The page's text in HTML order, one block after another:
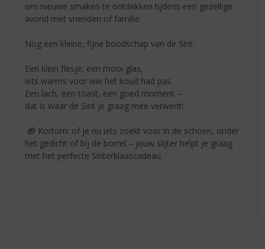
om nieuwe smaken te ontdekken tijdens een gezellige
avond met vrienden of familie.
Nog een kleine, fijne boodschap van de Sint:
Een klein flesje, een mooi glas,
iets warms voor wie het koud had pas.
Een lach, een toast, een goed moment –
dat is waar de Sint je graag mee verwent!
🎁 Kortom: of je nu iets zoekt voor in de schoen, onder
het gedicht of bij de borrel – jouw slijter helpt je graag
met het perfecte Sinterklaascadeau.